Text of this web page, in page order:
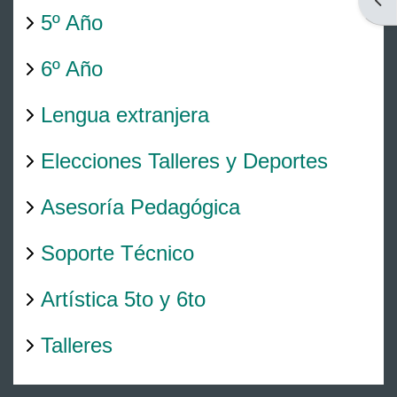
5º Año
6º Año
Lengua extranjera
Elecciones Talleres y Deportes
Asesoría Pedagógica
Soporte Técnico
Artística 5to y 6to
Talleres